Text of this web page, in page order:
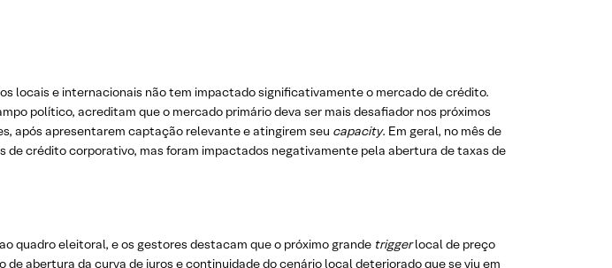
locais e internacionais não tem impactado significativamente o mercado de crédito.
político, acreditam que o mercado primário deva ser mais desafiador nos próximos
após apresentarem captação relevante e atingirem seu capacity. Em geral, no mês de
crédito corporativo, mas foram impactados negativamente pela abertura de taxas de
quadro eleitoral, e os gestores destacam que o próximo grande triggerlocal de preço
abertura da curva de juros e continuidade do cenário local deteriorado que se viu em